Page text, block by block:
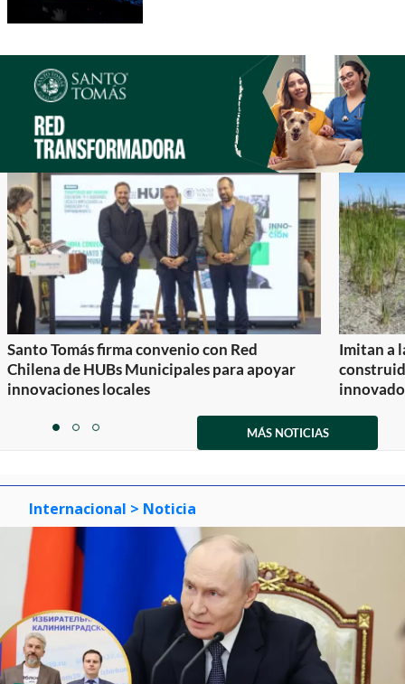
Santo Tomás firma convenio con Red
Chilena de HUBs Municipales para apoyar
innovaciones locales
Imitan a
itemitemitem
MÁS NOTICIAS
Internacional > Noticia